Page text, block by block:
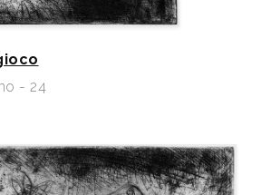
- 24